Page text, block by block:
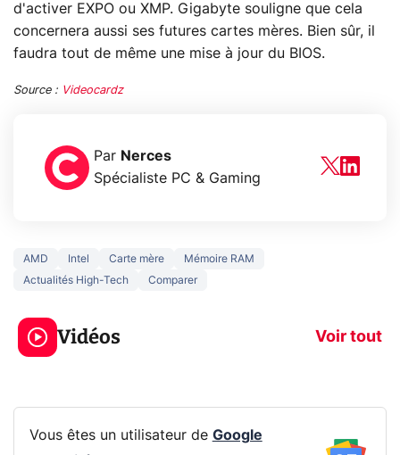
d'activer EXPO ou XMP. Gigabyte souligne que cela
concernera aussi ses futures cartes mères. Bien sûr, il
faudra tout de même une mise à jour du BIOS.
Source : Videocardz
Par Nerces
Spécialiste PC & Gaming
AMD Intel Carte mère
Mémoire RAM
Actualités High-Tech
Comparer
Vidéos Voir tout
Ce que vous ne
savez sur la
navigation privée !
Pixel 11 Pro
Vous êtes un utilisateur de Google